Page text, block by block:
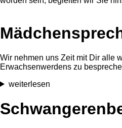
Wir nehmen uns Zeit mit Dir alle
Erwachsenwerdens zu
weiterlesen